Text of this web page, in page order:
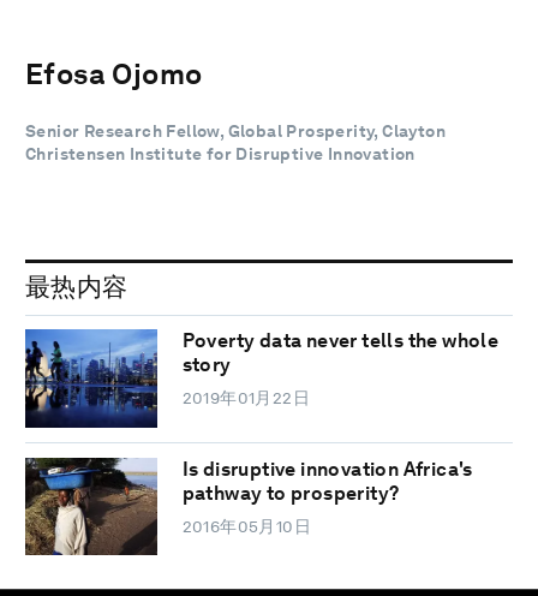
Efosa Ojomo
Senior Research Fellow, Global Prosperity, Clayton
Christensen Institute for Disruptive Innovation
最热内容
Poverty data never tells the whole
story
2019年01月22日
Is disruptive innovation Africa's
pathway to prosperity?
2016年05月10日